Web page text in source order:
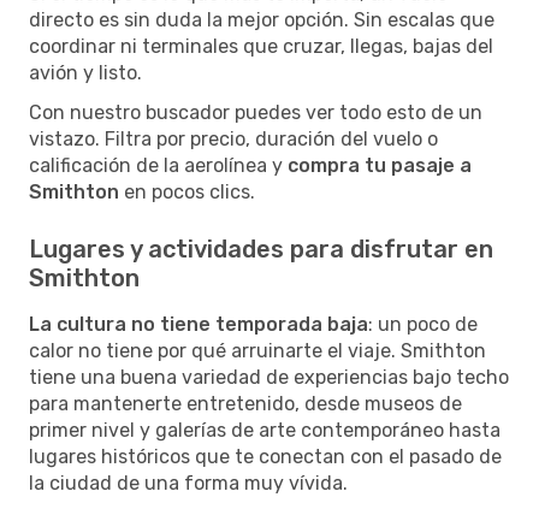
directo es sin duda la mejor opción. Sin escalas que
coordinar ni terminales que cruzar, llegas, bajas del
avión y listo.
Con nuestro buscador puedes ver todo esto de un
vistazo. Filtra por precio, duración del vuelo o
calificación de la aerolínea y compra tu pasaje a
Smithton en pocos clics.
Lugares y actividades para disfrutar en
Smithton
La cultura no tiene temporada baja: un poco de
calor no tiene por qué arruinarte el viaje. Smithton
tiene una buena variedad de experiencias bajo techo
para mantenerte entretenido, desde museos de
primer nivel y galerías de arte contemporáneo hasta
lugares históricos que te conectan con el pasado de
la ciudad de una forma muy vívida.